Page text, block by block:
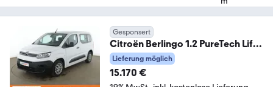
Gesponsert
Citroën Berlingo 1.2 PureTech Life
Pack M *TEMPO*PDC*
Lieferung möglich
15.170 €